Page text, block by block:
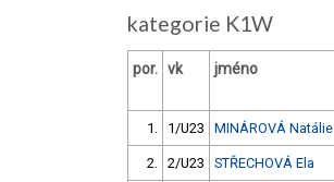
kategorie K1W
por. vk jméno
1. 1/U23 MINÁROVÁ Natálie
2. 2/U23 STŘECHOVÁ Ela